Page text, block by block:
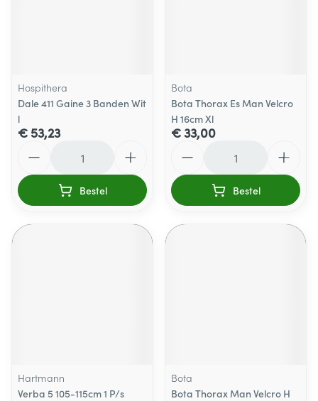
Hospithera
Dale 411 Gaine 3 Banden Wit
l
€ 53,23
Bestel
Bota
Bota Thorax Es Man Velcro
H 16cm Xl
€ 33,00
Bestel
Hartmann
Verba 5 105-115cm 1 P/s
Bota
Bota Thorax Man Velcro H